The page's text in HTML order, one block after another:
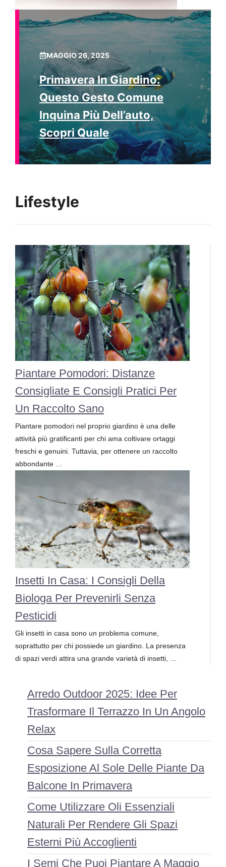
MAGGIO 26, 2025
Primavera In Giardino:
Questo Gesto Comune
Inquina Più Dell’auto,
Scopri Quale
Lifestyle
Piantare Pomodori: Distanze
Consigliate E Consigli Pratici Per
Un Raccolto Sano
Piantare pomodori nel proprio giardino è una delle
attività più gratificanti per chi ama coltivare ortaggi
freschi e genuini. Tuttavia, per ottenere un raccolto
abbondante …
Insetti In Casa: I Consigli Della
Biologa Per Prevenirli Senza
Pesticidi
Gli insetti in casa sono un problema comune,
soprattutto per chi possiede un giardino. La presenza
di spazi verdi attira una grande varietà di insetti, …
Arredo Outdoor 2025: Idee Per
Trasformare Il Terrazzo In Un Angolo
Relax
Cosa Sapere Sulla Corretta
Esposizione Al Sole Delle Piante Da
Balcone In Primavera
Come Utilizzare Oli Essenziali
Naturali Per Rendere Gli Spazi
Esterni Più Accoglienti
I Semi Che Puoi Piantare A Maggio